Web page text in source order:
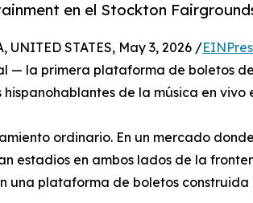
en el Stockton
UNITED STATES, May 3, 2026 /
— la primera plataforma de boletos
de la música en vivo
ordinario. En un mercado
estadios en ambos lados de la
una plataforma de boletos construida